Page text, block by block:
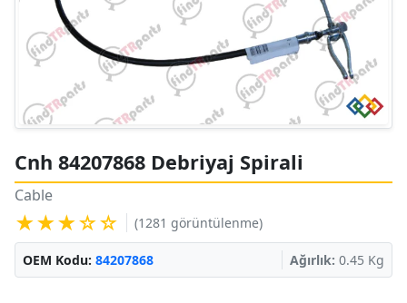
Cnh 84207868 Debriyaj Spirali
Cable
★★★☆☆ (1281 görüntülenme)
OEM Kodu: 84207868 Ağırlık: 0.45 Kg